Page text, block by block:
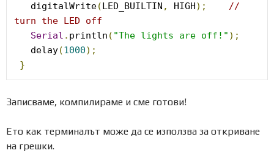
   digitalWrite
(LED_BUILTIN , HIGH);
//
turn the LED off
Serial . println ( "The lights are off!" );
   delay
(1000);
}
Записваме, компилираме и сме готови!
Ето как терминалът може да се използва за откриване
на грешки.